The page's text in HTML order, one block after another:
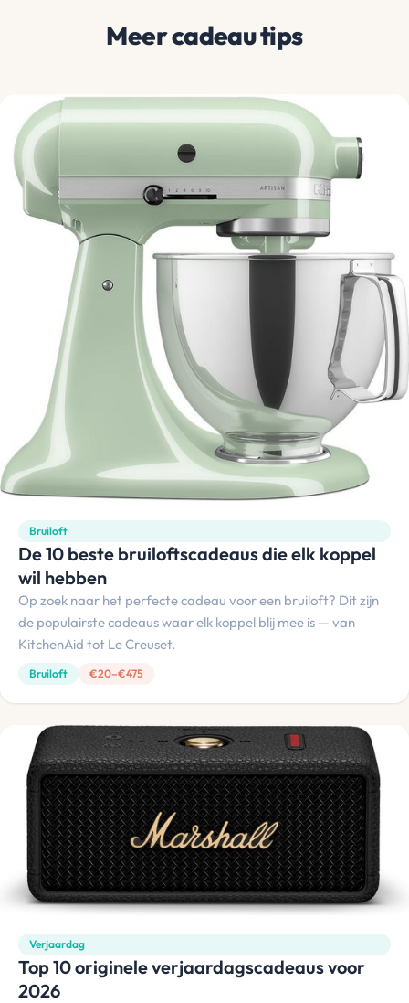
Meer cadeau tips
Bruiloft
De 10 beste bruiloftscadeaus die elk koppel
wil hebben
Op zoek naar het perfecte cadeau voor een bruiloft? Dit zijn
de populairste cadeaus waar elk koppel blij mee is — van
KitchenAid tot Le Creuset.
Bruiloft €20–€475
Verjaardag
Top 10 originele verjaardagscadeaus voor
2026